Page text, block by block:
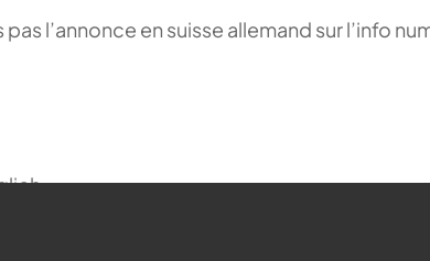
l’annonce en suisse allemand sur l’info